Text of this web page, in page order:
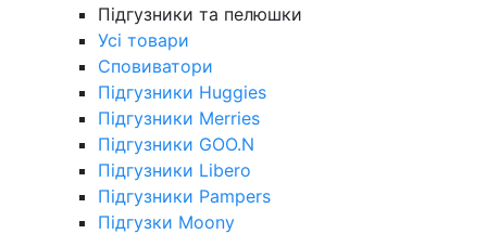
Підгузники та пелюшки
Усі товари
Сповиватори
Підгузники Huggies
Підгузники Merries
Підгузники GOO.N
Підгузники Libero
Підгузники Pampers
Підгузки Moony